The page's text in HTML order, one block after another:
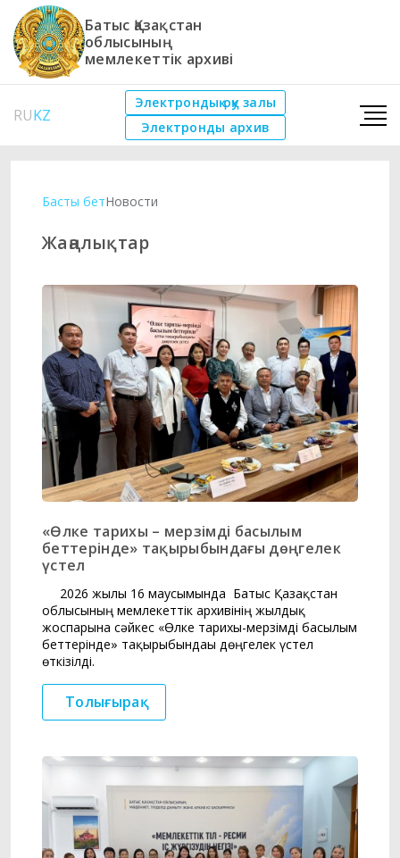
Батыс Қазақстан
облысының
мемлекеттік архиві
RUKZ
Электрондық оқу залы
Электронды архив
Басты бетНовости
Жаңалықтар
«Өлке тарихы – мерзімді басылым
беттерінде» тақырыбындағы дөңгелек
үстел
2026 жылғы 16 маусымында Батыс Қазақстан
облысының мемлекеттік архивінің жылдық
жоспарына сәйкес «Өлке тарихы-мерзімді басылым
беттерінде» тақырыбындағы дөңгелек үстел
өткізілді.
Толығырақ